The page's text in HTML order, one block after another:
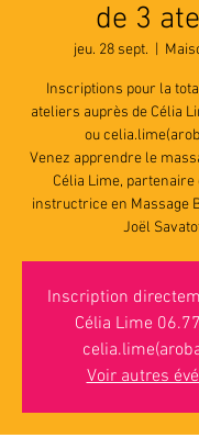
de 3
jeu. 28 sept.
Inscriptions pour la
ateliers auprès de Célia
ou
Venez apprendre le
Célia Lime,
instructrice en Massage
Joël
Inscription
Célia Lime
Voir autres